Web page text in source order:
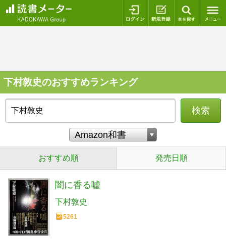
ログイン 新規登録
下村敦史のおすすめランキング
検索
おすすめ順 発売日順
闇に香る嘘
下村敦史
5261